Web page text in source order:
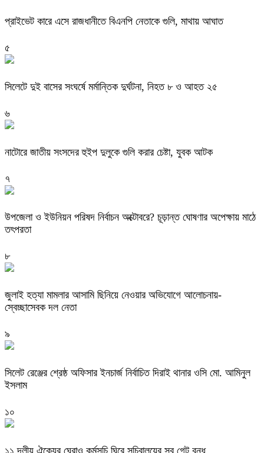
প্রাইভেট কারে এসে রাজধানীতে বিএনপি নেতাকে গুলি, মাথায় আঘাত
৫
সিলেটে দুই বাসের সংঘর্ষে মর্মান্তিক দুর্ঘটনা, নিহত ৮ ও আহত ২৫
৬
নাটোরে জাতীয় সংসদের হুইপ দুলুকে গুলি করার চেষ্টা, যুবক আটক
৭
উপজেলা ও ইউনিয়ন পরিষদ নির্বাচন অক্টোবরে? চূড়ান্ত ঘোষণার অপেক্ষায় মাঠে
তৎপরতা
৮
জুলাই হত্যা মামলার আসামি ছিনিয়ে নেওয়ার অভিযোগে আলোচনায়-
স্বেচ্ছাসেবক দল নেতা
৯
‎সিলেট রেঞ্জের শ্রেষ্ঠ অফিসার ইনচার্জ নির্বাচিত দিরাই থানার ওসি মো. আমিনুল
ইসলাম
১০